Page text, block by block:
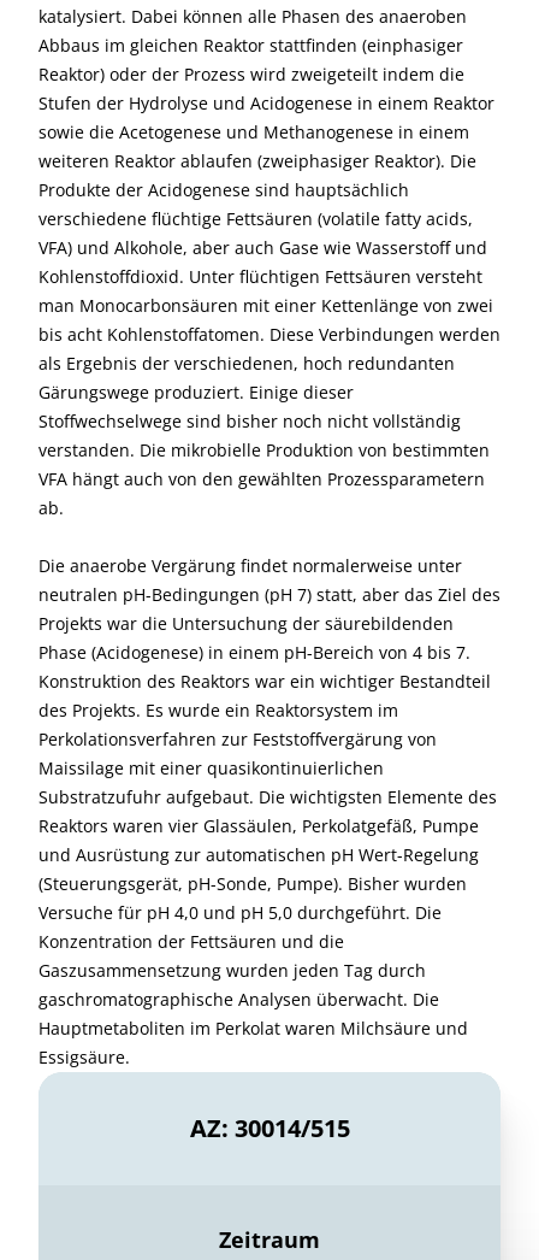
katalysiert. Dabei können alle Phasen des anaeroben
Abbaus im gleichen Reaktor stattfinden (einphasiger
Reaktor) oder der Prozess wird zweigeteilt indem die
Stufen der Hydrolyse und Acidogenese in einem Reaktor
sowie die Acetogenese und Methanogenese in einem
weiteren Reaktor ablaufen (zweiphasiger Reaktor). Die
Produkte der Acidogenese sind hauptsächlich
verschiedene flüchtige Fettsäuren (volatile fatty acids,
VFA) und Alkohole, aber auch Gase wie Wasserstoff und
Kohlenstoffdioxid. Unter flüchtigen Fettsäuren versteht
man Monocarbonsäuren mit einer Kettenlänge von zwei
bis acht Kohlenstoffatomen. Diese Verbindungen werden
als Ergebnis der verschiedenen, hoch redundanten
Gärungswege produziert. Einige dieser
Stoffwechselwege sind bisher noch nicht vollständig
verstanden. Die mikrobielle Produktion von bestimmten
VFA hängt auch von den gewählten Prozessparametern
ab.
Die anaerobe Vergärung findet normalerweise unter
neutralen pH-Bedingungen (pH 7) statt, aber das Ziel des
Projekts war die Untersuchung der säurebildenden
Phase (Acidogenese) in einem pH-Bereich von 4 bis 7.
Konstruktion des Reaktors war ein wichtiger Bestandteil
des Projekts. Es wurde ein Reaktorsystem im
Perkolationsverfahren zur Feststoffvergärung von
Maissilage mit einer quasikontinuierlichen
Substratzufuhr aufgebaut. Die wichtigsten Elemente des
Reaktors waren vier Glassäulen, Perkolatgefäß, Pumpe
und Ausrüstung zur automatischen pH Wert-Regelung
(Steuerungsgerät, pH-Sonde, Pumpe). Bisher wurden
Versuche für pH 4,0 und pH 5,0 durchgeführt. Die
Konzentration der Fettsäuren und die
Gaszusammensetzung wurden jeden Tag durch
gaschromatographische Analysen überwacht. Die
Hauptmetaboliten im Perkolat waren Milchsäure und
Essigsäure.
AZ: 30014/515
Zeitraum